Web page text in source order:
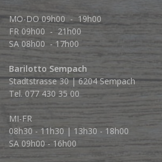
MO-DO 09h00 - 19h00
FR 09h00 - 21h00
SA 08h00 - 17h00
Barilotto Sempach
Stadtstrasse 30 | 6204 Sempach
Tel. 077 430 35 00
MI-FR
08h30 - 11h30 | 13h30 - 18h00
SA 09h00 - 16h00